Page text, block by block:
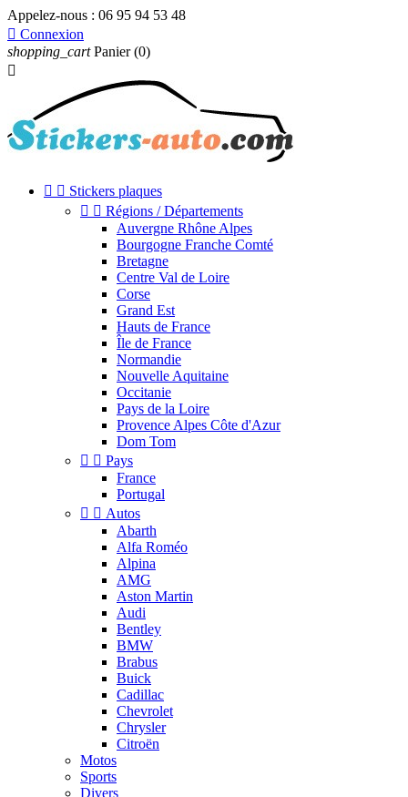
Appelez-nous : 06 95 94 53 48
 Connexion
shopping_cart Panier (0)

  Stickers plaques
  Régions / Départements
Auvergne Rhône Alpes
Bourgogne Franche Comté
Bretagne
Centre Val de Loire
Corse
Grand Est
Hauts de France
Île de France
Normandie
Nouvelle Aquitaine
Occitanie
Pays de la Loire
Provence Alpes Côte d'Azur
Dom Tom
  Pays
France
Portugal
  Autos
Abarth
Alfa Roméo
Alpina
AMG
Aston Martin
Audi
Bentley
BMW
Brabus
Buick
Cadillac
Chevrolet
Chrysler
Citroën
Motos
Sports
Divers